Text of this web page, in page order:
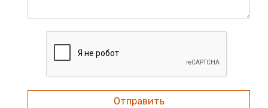
Отправить